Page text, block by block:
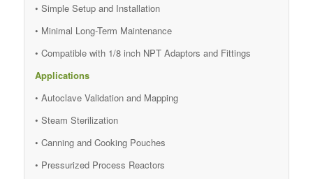
• Simple Setup and Installation
• Minimal Long-Term Maintenance
• Compatible with 1/8 inch NPT Adaptors and Fittings
Applications
• Autoclave Validation and Mapping
• Steam Sterilization
• Canning and Cooking Pouches
• Pressurized Process Reactors